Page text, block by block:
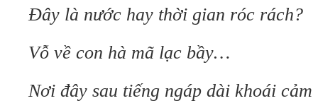
Đây là nước hay thời gian róc rách?
Vỗ về con hà mã lạc bầy…
Nơi đây sau tiếng ngáp dài khoái cảm